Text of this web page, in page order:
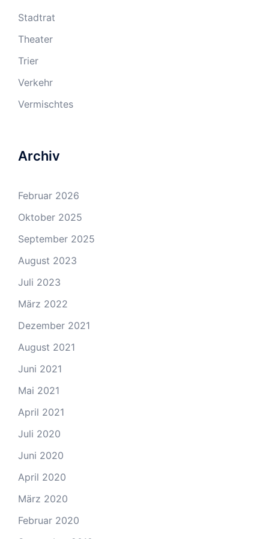
Stadtrat
Theater
Trier
Verkehr
Vermischtes
Archiv
Februar 2026
Oktober 2025
September 2025
August 2023
Juli 2023
März 2022
Dezember 2021
August 2021
Juni 2021
Mai 2021
April 2021
Juli 2020
Juni 2020
April 2020
März 2020
Februar 2020